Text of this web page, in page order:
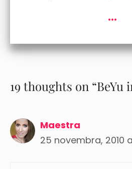
...
19 thoughts on “BeYu
Maestra
25 novembra, 2010